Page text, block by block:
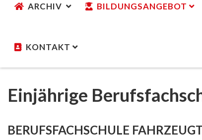
ARCHIV BILDUNGSANGEBOT
KONTAKT
Einjährige
BERUFSFACHSCHULE